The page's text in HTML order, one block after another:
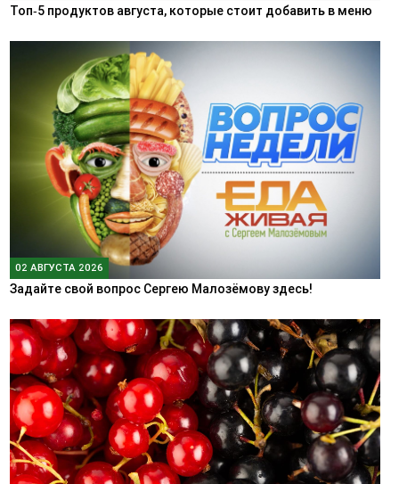
Топ‑5 продуктов августа, которые стоит добавить в меню
02 АВГУСТА 2026
Задайте свой вопрос Сергею Малозёмову здесь!